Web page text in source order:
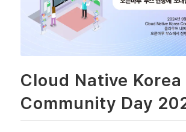
Cloud Native Korea
Community Day